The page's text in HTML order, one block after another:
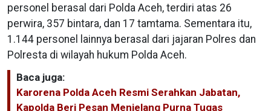
personel berasal dari Polda Aceh, terdiri atas 26
perwira, 357 bintara, dan 17 tamtama. Sementara itu,
1.144 personel lainnya berasal dari jajaran Polres dan
Polresta di wilayah hukum Polda Aceh.
Baca juga:
Karorena Polda Aceh Resmi Serahkan Jabatan,
Kapolda Beri Pesan Menjelang Purna Tugas